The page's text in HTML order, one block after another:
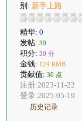
别: 新手上路
精华: 0
发帖: 30
积分: 30 分
金钱: 124 RMB
贡献值: 30 点
注册:2023-11-22
登录:2025-05-19
历史记录